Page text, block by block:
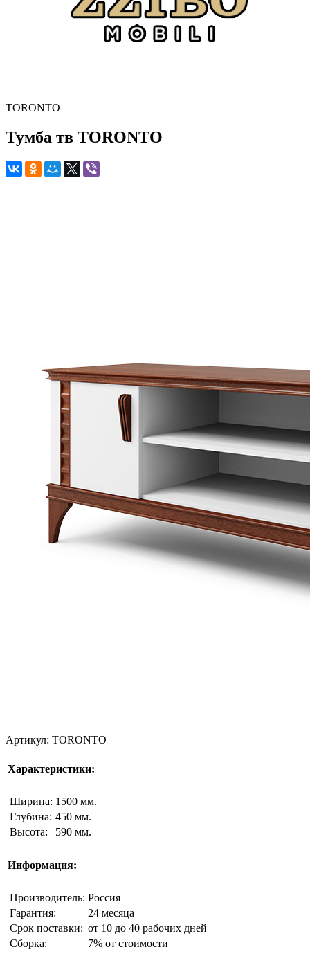
TORONTO
Тумба тв TORONTO
Артикул: TORONTO
Характеристики:
Ширина: 1500 мм.
Глубина: 450 мм.
Высота:
590 мм.
Информация:
Производитель: Россия
Гарантия:
24 месяца
Срок поставки: от 10 до 40 рабочих дней
Сборка:
7% от стоимости